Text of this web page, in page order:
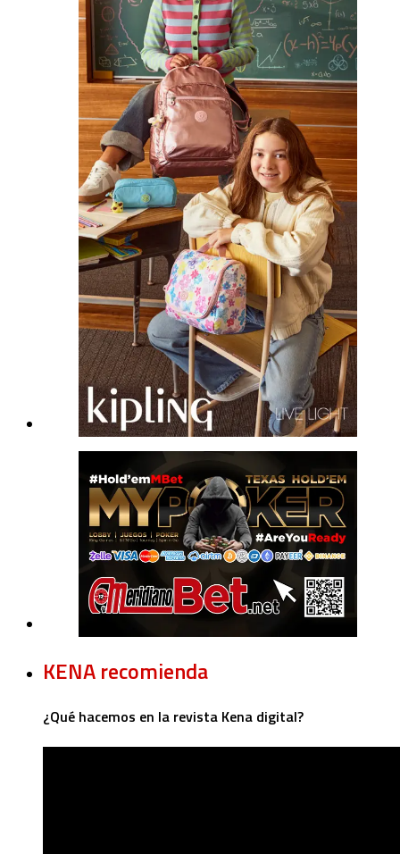
KENA recomienda
¿Qué hacemos en la revista Kena digital?